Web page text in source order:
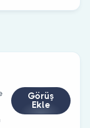
Görüş
Ekle